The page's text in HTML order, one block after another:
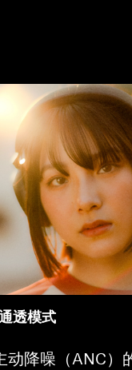
透模式
动降噪（ANC）